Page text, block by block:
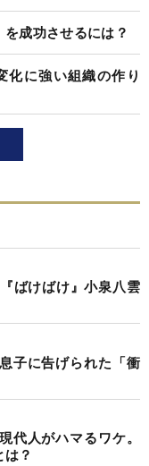
成功させるには？
化に強い組織の作り
ばけばけ』小泉八雲
子に告げられた「衝
代人がハマるワケ。
？